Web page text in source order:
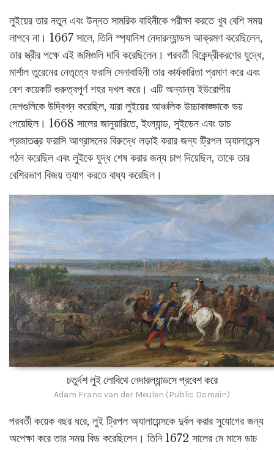
লুইয়ের তার নতুন এবং উন্নত সামরিক বাহিনীকে পরীক্ষা করতে খুব বেশি সময়
লাগবে না। 1667 সালে, তিনি স্প্যানিশ নেদারল্যান্ডস আক্রমণ করেছিলেন,
তার স্ত্রীর পক্ষে এই জমিগুলি দাবি করেছিলেন। পরবর্তী বিকেন্দ্রীকরণের যুদ্ধে,
মার্শাল তুরেনের নেতৃত্বে ফরাসি সেনাবাহিনী তার কার্যকারিতা প্রমাণ করে এবং
বেশ কয়েকটি গুরুত্বপূর্ণ শহর দখল করে। এটি অন্যান্য ইউরোপীয়
দেশগুলিকে উদ্বিগ্ন করেছিল, যারা লুইয়ের আঞ্চলিক উচ্চাকাঙ্ক্ষাকে ভয়
পেয়েছিল। 1668 সালের জানুয়ারিতে, ইংল্যান্ড, সুইডেন এবং ডাচ
প্রজাতন্ত্র ফরাসি আগ্রাসনের বিরুদ্ধে লড়াই করার জন্য ট্রিপল অ্যালায়েন্স
গঠন করেছিল এবং লুইকে যুদ্ধ শেষ করার জন্য চাপ দিয়েছিল, তাকে তার
বেশিরভাগ বিজয় ত্যাগ করতে বাধ্য করেছিল।
চতুর্দশ লুই লোবিথে নেদারল্যান্ডসে প্রবেশ করে
Adam Frans van der Meulen (Public Domain)
পরবর্তী কয়েক বছর ধরে, লুই ট্রিপল অ্যালায়েন্সকে দুর্বল করার সুযোগের জন্য
অপেক্ষা করে তার সময় বিড করেছিলেন। তিনি 1672 সালের মে মাসে ডাচ